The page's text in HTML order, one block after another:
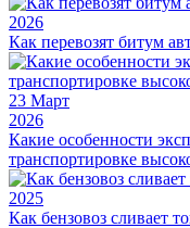
2026
Как перевозят битум
23 Март
2026
Какие особенности
транспортировке
2025
Как бензовоз сливает